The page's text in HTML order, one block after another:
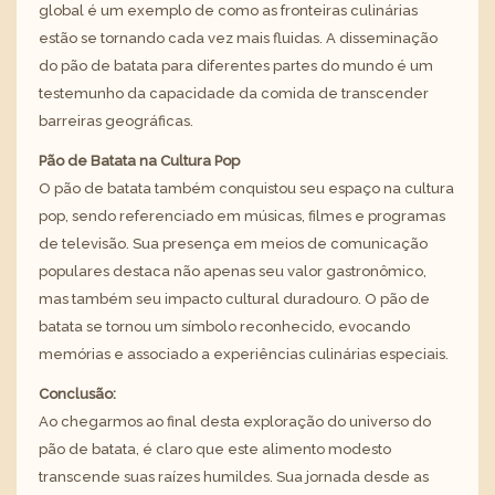
global é um exemplo de como as fronteiras culinárias
estão se tornando cada vez mais fluidas. A disseminação
do pão de batata para diferentes partes do mundo é um
testemunho da capacidade da comida de transcender
barreiras geográficas.
Pão de Batata na Cultura Pop
O pão de batata também conquistou seu espaço na cultura
pop, sendo referenciado em músicas, filmes e programas
de televisão. Sua presença em meios de comunicação
populares destaca não apenas seu valor gastronômico,
mas também seu impacto cultural duradouro. O pão de
batata se tornou um símbolo reconhecido, evocando
memórias e associado a experiências culinárias especiais.
Conclusão:
Ao chegarmos ao final desta exploração do universo do
pão de batata, é claro que este alimento modesto
transcende suas raízes humildes. Sua jornada desde as